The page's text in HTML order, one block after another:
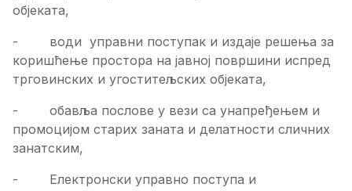
објеката,
- води управни поступак и издаје решења за
коришћење простора на јавној површини испред
трговинских и угоститељских објеката,
- обавља послове у вези са унапређењем и
промоцијом старих заната и делатности сличних
занатским,
- Eлектронски управно поступа и